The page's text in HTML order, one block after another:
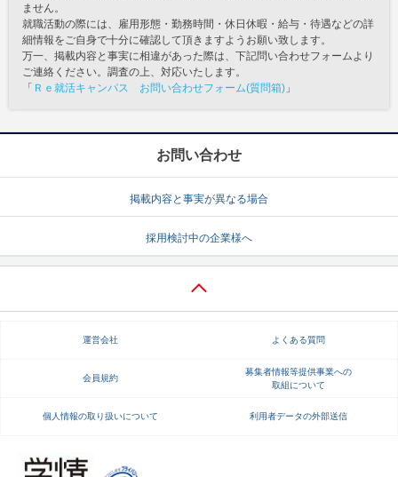
ません。
就職活動の際には、雇用形態・勤務時間・休日休暇・給与・待遇などの詳
細情報をご自身で十分に確認して頂きますようお願い致します。
万一、掲載内容と事実に相違があった際は、下記問い合わせフォームより
ご連絡ください。調査の上、対応いたします。
「 Ｒｅ就活キャンパス お問い合わせフォーム(質問箱) 」
お問い合わせ
掲載内容と事実が異なる場合
採用検討中の企業様へ
運営会社 よくある質問
会員規約
募集者情報等提供事業への
取組について
個人情報の取り扱いについて 利用者データの外部送信